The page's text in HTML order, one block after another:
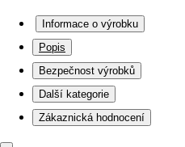
Informace o výrobku
Popis
Bezpečnost výrobků
Další kategorie
Zákaznická hodnocení